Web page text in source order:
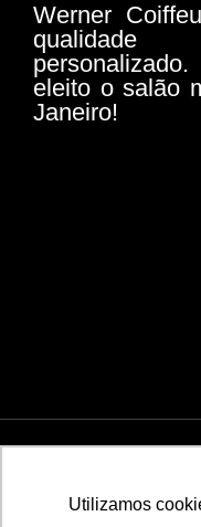
Utilizamos
Werner
qualidade
eleito o salão
Janeiro!
© 2026 Todos os